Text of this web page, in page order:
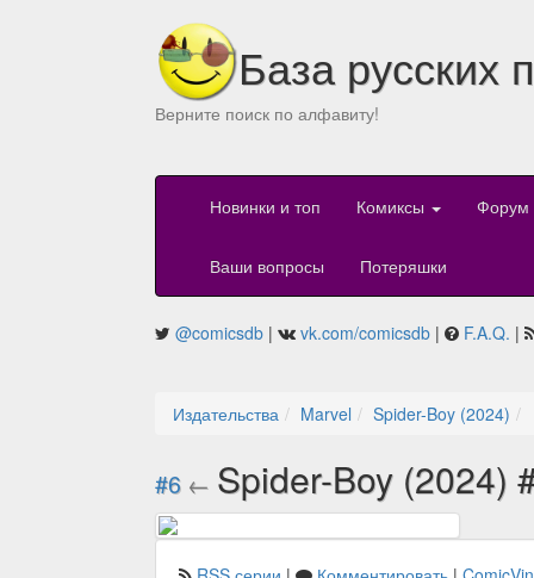
База русских
Верните поиск по алфавиту!
Новинки и топ Комиксы Форум
Ваши вопросы Потеряшки
@comicsdb | vk.com/comicsdb | F.A.Q. |
Издательства Marvel Spider-Boy (2024)
#6 ← Spider-Boy (2024)